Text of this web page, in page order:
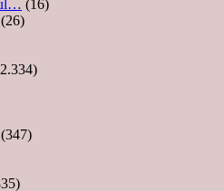
(16)
(26)
(347)